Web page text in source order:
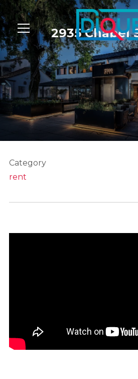
Info 2935 Chapel
Category
rent